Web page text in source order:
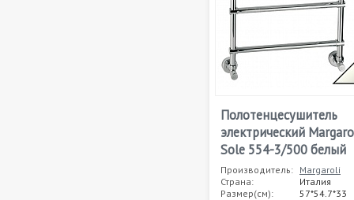
Полотенцесушитель
электрический
Sole 554-3/500 белый
Производитель: Margaroli
Страна:
Италия
Размер(см):
57*54.7*33